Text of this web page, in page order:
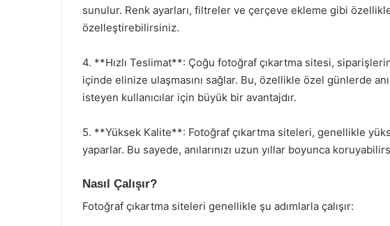
sunulur. Renk ayarları, filtreler ve çerçeve ekleme gibi
özelleştirebilirsiniz.
4. **Hızlı Teslimat**: Çoğu fotoğraf çıkartma sitesi,
içinde elinize ulaşmasını sağlar. Bu, özellikle özel günlerde
isteyen kullanıcılar için büyük bir avantajdır.
5. **Yüksek Kalite**: Fotoğraf çıkartma siteleri, genellikle
yaparlar. Bu sayede, anılarınızı uzun yıllar boyunca
Nasıl Çalışır?
Fotoğraf çıkartma siteleri genellikle şu adımlarla çalışır: